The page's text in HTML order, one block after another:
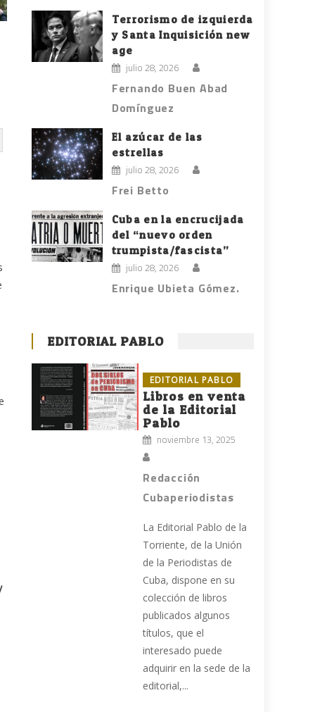
Terrorismo de izquierda
y Santa Inquisición new
age
julio 28, 2026
Fernando Buen Abad
Domínguez
El azúcar de las
estrellas
julio 28, 2026
Frei Betto
Cuba en la encrucijada
del “nuevo orden
trumpista/fascista”
julio 28, 2026
Enrique Ubieta Gómez.
EDITORIAL PABLO
EDITORIAL PABLO
Libros en venta
de la Editorial
Pablo
noviembre 13, 2025
Redacción
Cubaperiodistas
La Editorial Pablo de la
Torriente, de la Unión
de la Periodistas de
Cuba, dispone en su
colección de libros
publicados algunos
títulos, que el
interesado puede
adquirir en la sede de la
editorial,...